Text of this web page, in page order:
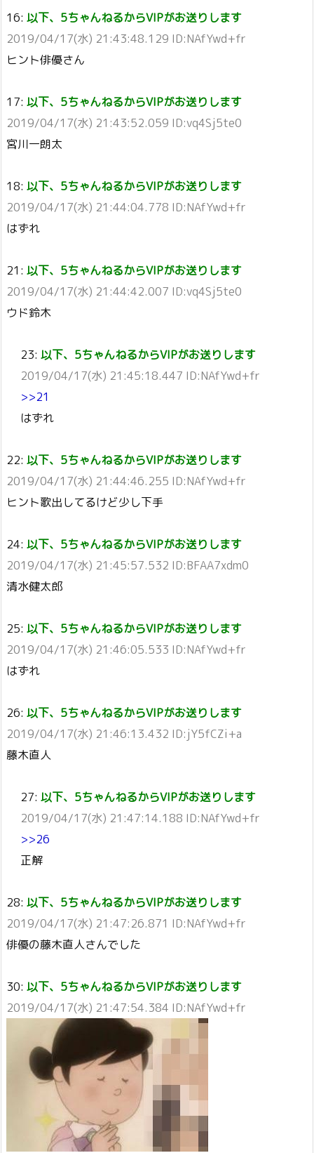
16: 以下、5ちゃんねるからVIPがお送りします
2019/04/17(水) 21:43:48.129 ID:NAfYwd+fr
ヒント俳優さん
17: 以下、5ちゃんねるからVIPがお送りします
2019/04/17(水) 21:43:52.059 ID:vq4Sj5te0
宮川一朗太
18: 以下、5ちゃんねるからVIPがお送りします
2019/04/17(水) 21:44:04.778 ID:NAfYwd+fr
はずれ
21: 以下、5ちゃんねるからVIPがお送りします
2019/04/17(水) 21:44:42.007 ID:vq4Sj5te0
ウド鈴木
23: 以下、5ちゃんねるからVIPがお送りします
2019/04/17(水) 21:45:18.447 ID:NAfYwd+fr
>>21
はずれ
22: 以下、5ちゃんねるからVIPがお送りします
2019/04/17(水) 21:44:46.255 ID:NAfYwd+fr
ヒント歌出してるけど少し下手
24: 以下、5ちゃんねるからVIPがお送りします
2019/04/17(水) 21:45:57.532 ID:BFAA7xdm0
清水健太郎
25: 以下、5ちゃんねるからVIPがお送りします
2019/04/17(水) 21:46:05.533 ID:NAfYwd+fr
はずれ
26: 以下、5ちゃんねるからVIPがお送りします
2019/04/17(水) 21:46:13.432 ID:jY5fCZi+a
藤木直人
27: 以下、5ちゃんねるからVIPがお送りします
2019/04/17(水) 21:47:14.188 ID:NAfYwd+fr
>>26
正解
28: 以下、5ちゃんねるからVIPがお送りします
2019/04/17(水) 21:47:26.871 ID:NAfYwd+fr
俳優の藤木直人さんでした
30: 以下、5ちゃんねるからVIPがお送りします
2019/04/17(水) 21:47:54.384 ID:NAfYwd+fr